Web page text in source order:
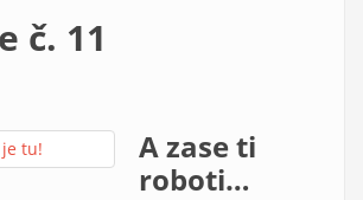
č. 11
A zase ti
roboti…